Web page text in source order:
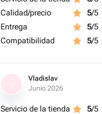
Calidad/precio
5/5
Entrega
5/5
Compatibilidad
5/5
Vladislav
Junio 2026
Servicio de la tienda 5/5